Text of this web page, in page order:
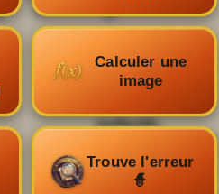
Calculer une
image
Trouve l'erreur
🧙